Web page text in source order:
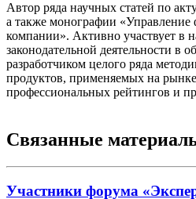
Автор ряда научных статей по
а также монографии «Управление
компании». Активно участвует в
законодательной деятельности в
разработчиком целого ряда
продуктов, применяемых на
профессиональных рейтингов и
Связанные
Участники форума